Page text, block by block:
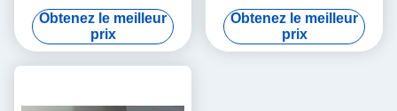
0.05mm-3.5mm de
représentation
Obtenez le meilleur
prix
laser de 610mmx710mm LDI
triphasée
Obtenez le meilleur
prix